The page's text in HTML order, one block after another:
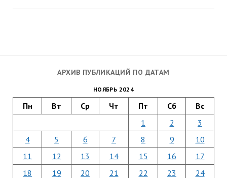
АРХИВ ПУБЛИКАЦИЙ ПО ДАТАМ
НОЯБРЬ 2024
Пн Вт Ср Чт Пт Сб Вс
1 2
3
4
5 6 7 8 9
10
11
12 13 14 15 16
17
18
19 20 21 22 23
24